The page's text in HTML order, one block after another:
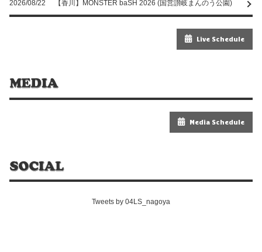
2026/08/22 【香川】MONSTER baSH 2026 (国営讃岐まんのう公園)
Live Schedule
Media Schedule
Tweets by 04LS_nagoya